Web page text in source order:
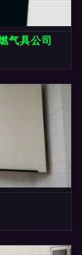
气具公司